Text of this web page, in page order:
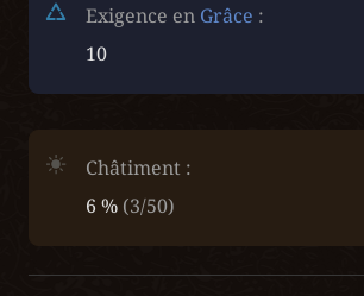
Exigence en Grâce :
10
Châtiment :
6 % (3/50)